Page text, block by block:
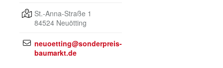
St.-Anna-Straße 1
84524 Neuötting
neuoetting@sonderpreis-
baumarkt.de